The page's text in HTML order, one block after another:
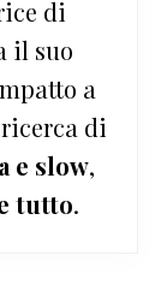
di
il suo
a
di
e slow,
tutto.